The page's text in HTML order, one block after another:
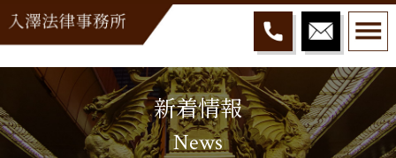
新着情報
News